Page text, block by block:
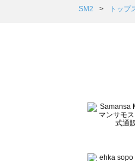
Samansa Mos2
BETTY'S BLUE
Wpc.（ワールド
SM2 トップ